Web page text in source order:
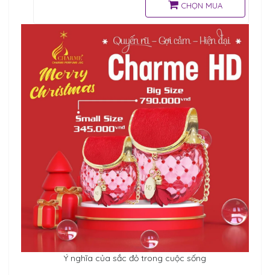
CHỌN MUA
Ý nghĩa của sắc đỏ trong cuộc sống